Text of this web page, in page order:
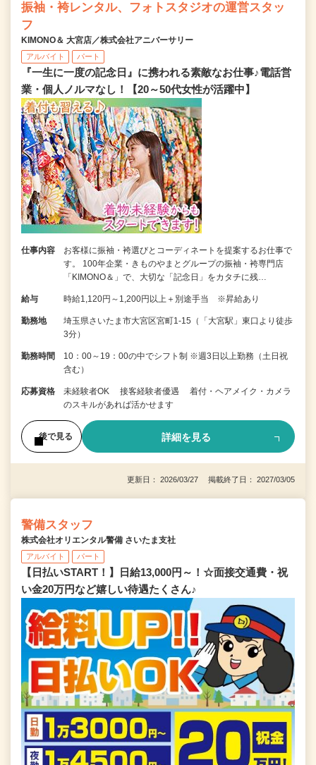
振袖・袴レンタル、フォトスタジオの運営スタッ
フ
KIMONO＆ 大宮店／株式会社アニバーサリー
アルバイト パート
『一生に一度の記念日』に携われる素敵なお仕事♪電話営
業・個人ノルマなし！【20～50代女性が活躍中】
仕事内容
お客様に振袖・袴選びとコーディネートを提案するお仕事で
す。 100年企業・きものやまとグループの振袖・袴専門店
「KIMONO＆」で、大切な「記念日」をカタチに残…
給与 時給1,120円～1,200円以上＋別途手当 ※昇給あり
勤務地
埼玉県さいたま市大宮区宮町1-15（「大宮駅」東口より徒歩
3分）
勤務時間
10：00～19：00の中でシフト制 ※週3日以上勤務（土日祝
含む）
応募資格
未経験者OK 接客経験者優遇 着付・ヘアメイク・カメラ
のスキルがあれば活かせます
後で見る 詳細を見る
更新日： 2026/03/27 掲載終了日： 2027/03/05
警備スタッフ
株式会社オリエンタル警備 さいたま支社
アルバイト パート
【日払いSTART！】日給13,000円～！☆面接交通費・祝
い金20万円など嬉しい待遇たくさん♪